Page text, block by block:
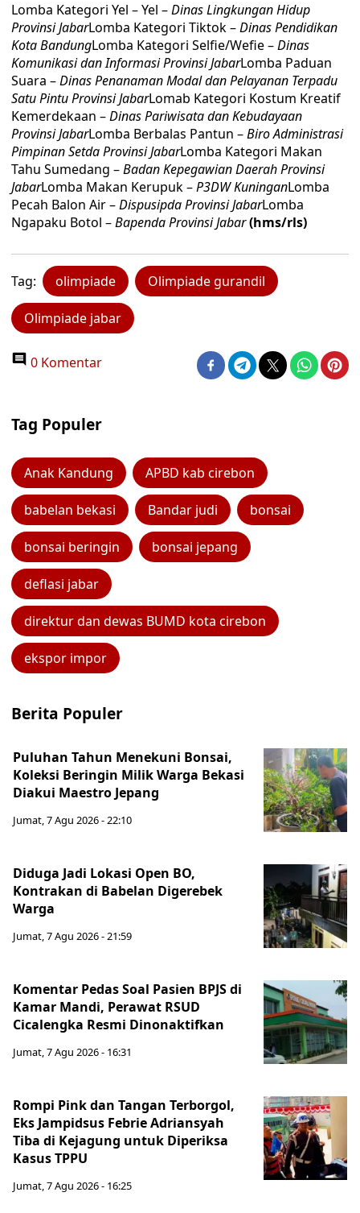
Lomba Kategori Yel – Yel –Dinas Lingkungan Hidup
Provinsi JabarLomba Kategori Tiktok –Dinas Pendidikan
Kota BandungLomba Kategori Selfie/Wefie –Dinas
Komunikasi dan Informasi Provinsi JabarLomba Paduan
Suara –Dinas Penanaman Modal dan Pelayanan Terpadu
Satu Pintu Provinsi JabarLomab Kategori Kostum Kreatif
Kemerdekaan –Dinas Pariwisata dan Kebudayaan
Provinsi JabarLomba Berbalas Pantun –Biro Administrasi
Pimpinan Setda Provinsi JabarLomba Kategori Makan
Tahu Sumedang –Badan Kepegawian Daerah Provinsi
JabarLomba Makan Kerupuk –P3DW KuninganLomba
Pecah Balon Air –Dispusipda Provinsi JabarLomba
Ngapaku Botol –Bapenda Provinsi Jabar(hms/rls)
Tag: olimpiade Olimpiade gurandil
Olimpiade jabar
0 Komentar
Tag Populer
Anak Kandung APBD kab cirebon
babelan bekasi Bandar judi bonsai
bonsai beringin bonsai jepang
deflasi jabar
direktur dan dewas BUMD kota cirebon
ekspor impor
Berita Populer
Puluhan Tahun Menekuni Bonsai,
Koleksi Beringin Milik Warga Bekasi
Diakui Maestro Jepang
Jumat, 7 Agu 2026 - 22:10
Diduga Jadi Lokasi Open BO,
Kontrakan di Babelan Digerebek
Warga
Jumat, 7 Agu 2026 - 21:59
Komentar Pedas Soal Pasien BPJS di
Kamar Mandi, Perawat RSUD
Cicalengka Resmi Dinonaktifkan
Jumat, 7 Agu 2026 - 16:31
Rompi Pink dan Tangan Terborgol,
Eks Jampidsus Febrie Adriansyah
Tiba di Kejagung untuk Diperiksa
Kasus TPPU
Jumat, 7 Agu 2026 - 16:25